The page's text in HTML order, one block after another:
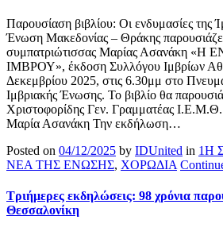
Παρουσίαση βιβλίου: Οι ενδυμασίες της
Ένωση Μακεδονίας – Θράκης παρουσιάζει
συμπατριώτισσας Μαρίας Ασανάκη
ΙΜΒΡΟΥ», έκδοση Συλλόγου Ιμβρίων
Δεκεμβρίου 2025, στις 6.30μμ στο
Ιμβριακής Ένωσης. Το βιβλίο θα
Χριστοφορίδης Γεν. Γραμματέας
Μαρία Ασανάκη Την εκδήλωση…
Posted on 04/12/2025 by IDUnited in 1Η
ΝΕΑ ΤΗΣ ΕΝΩΣΗΣ, ΧΟΡΩΔΙΑ
Τριήμερες εκδηλώσεις: 98 χρόνια
Θεσσαλονίκη